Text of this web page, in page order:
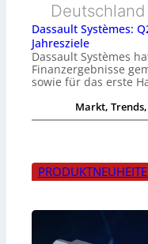
Dassault Systèmes:
Jahresziele
Dassault Systèmes
Finanzergebnisse
sowie für das erste
Markt,